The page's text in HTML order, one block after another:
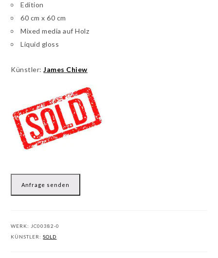
Edition
60 cm x 60 cm
Mixed media auf Holz
Liquid gloss
Künstler:James Chiew
Anfrage senden
WERK: JC00382-0
KÜNSTLER:SOLD